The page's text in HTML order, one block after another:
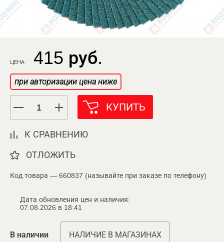
ЦЕНА 415 руб.
при авторизации цена ниже
КУПИТЬ
К СРАВНЕНИЮ
ОТЛОЖИТЬ
Код товара — 660837 (называйте при заказе по телефону)
Дата обновления цен и наличия:
07.08.2026 в 18:41
В наличии НАЛИЧИЕ В МАГАЗИНАХ